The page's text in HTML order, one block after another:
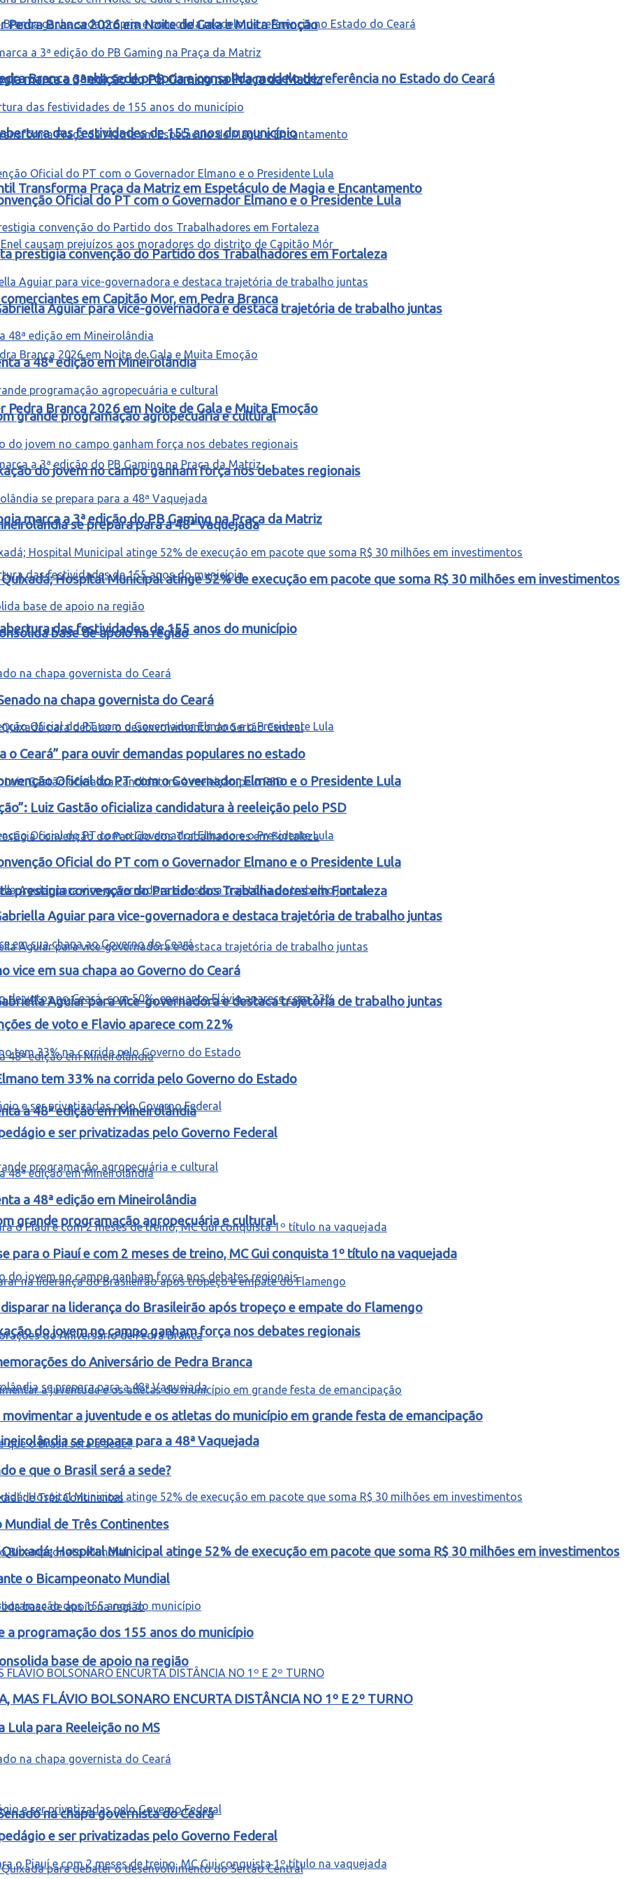
Branca ganha sede própria e consolida modelo de referência no Estado do Ceará
Transforma Praça da Matriz em Espetáculo de Magia e Encantamento
em Capitão Mor, em Pedra Branca
Pedra Branca 2026 em Noite de Gala e Muita Emoção
marca a 3ª edição do PB Gaming na Praça da Matriz
das festividades de 155 anos do município
Oficial do PT com o Governador Elmano e o Presidente Lula
prestigia convenção do Partido dos Trabalhadores em Fortaleza
Aguiar para vice-governadora e destaca trajetória de trabalho juntas
a 48ª edição em Mineirolândia
grande programação agropecuária e cultural
do jovem no campo ganham força nos debates regionais
se prepara para a 48ª Vaquejada
Hospital Municipal atinge 52% de execução em pacote que soma R$ 30 milhões em investimentos
base de apoio na região
na chapa governista do Ceará
Pedra Branca 2026 em Noite de Gala e Muita Emoção
marca a 3ª edição do PB Gaming na Praça da Matriz
das festividades de 155 anos do município
Oficial do PT com o Governador Elmano e o Presidente Lula
prestigia convenção do Partido dos Trabalhadores em Fortaleza
Aguiar para vice-governadora e destaca trajetória de trabalho juntas
a 48ª edição em Mineirolândia
grande programação agropecuária e cultural
do jovem no campo ganham força nos debates regionais
se prepara para a 48ª Vaquejada
Hospital Municipal atinge 52% de execução em pacote que soma R$ 30 milhões em investimentos
base de apoio na região
na chapa governista do Ceará
Ceará” para ouvir demandas populares no estado
Luiz Gastão oficializa candidatura à reeleição pelo PSD
Oficial do PT com o Governador Elmano e o Presidente Lula
Aguiar para vice-governadora e destaca trajetória de trabalho juntas
vice em sua chapa ao Governo do Ceará
de voto e Flavio aparece com 22%
tem 33% na corrida pelo Governo do Estado
e ser privatizadas pelo Governo Federal
a 48ª edição em Mineirolândia
para o Piauí e com 2 meses de treino, MC Gui conquista 1º título na vaquejada
disparar na liderança do Brasileirão após tropeço e empate do Flamengo
do Aniversário de Pedra Branca
a juventude e os atletas do município em grande festa de emancipação
e que o Brasil será a sede?
de Três Continentes
o Bicampeonato Mundial
a programação dos 155 anos do município
MAS FLÁVIO BOLSONARO ENCURTA DISTÂNCIA NO 1º E 2º TURNO
Lula para Reeleição no MS
e ser privatizadas pelo Governo Federal